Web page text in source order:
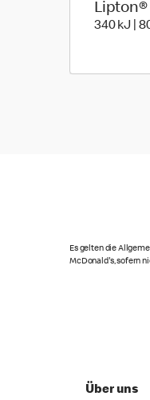
Lipton®
340 kJ |
Es gelten die
McDonald's, sofern
Über uns